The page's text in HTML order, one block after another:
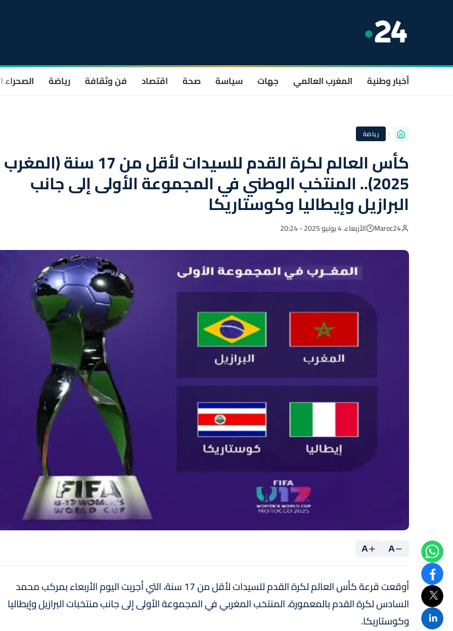
أخبار وطنية المغرب العالمي جهات سياسة صحة اقتصاد فن وثقافة رياضة الصحراء
رياضة
كأس العالم لكرة القدم للسيدات لأقل من 17 سنة (المغرب
2025).. المنتخب الوطني في المجموعة الأولى إلى جانب
البرازيل وإيطاليا وكوستاريكا
Maroc24 الأربعاء، 4 يونيو 2025 - 20:24
A
A
أوقعت قرعة كأس العالم لكرة القدم للسيدات لأقل من 17 سنة، التي أجريت اليوم الأربعاء بمركب محمد
السادس لكرة القدم بالمعمورة، المنتخب المغربي في المجموعة الأولى إلى جانب منتخبات البرازيل وإيطاليا
وكوستاريكا.